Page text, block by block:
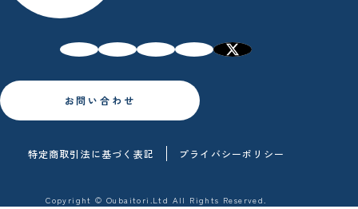
Copyright © Oubaitori.Ltd All Rights Reserved.
お問い合わせ
特定商取引法に基づく表記 プライバシーポリシー